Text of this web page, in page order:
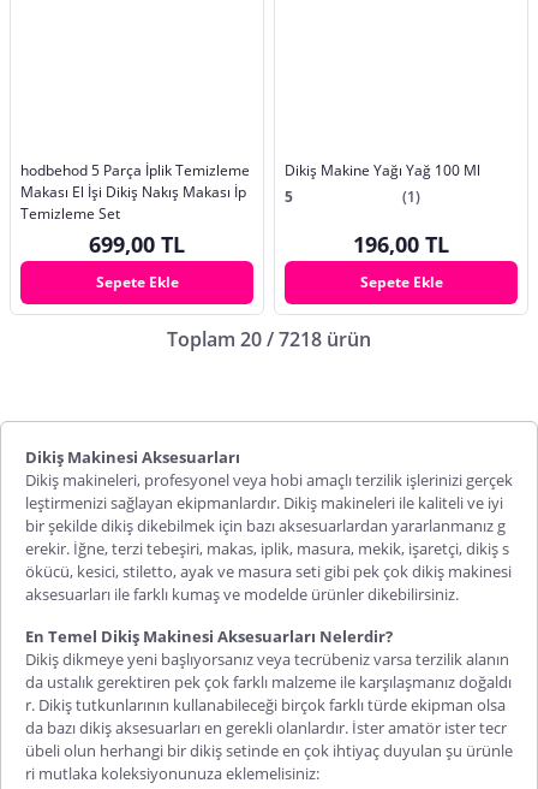
hodbehod 5 Parça İplik Temizleme
Makası El İşi Dikiş Nakış Makası İp
Temizleme Set
699,00 TL
Sepete Ekle
Dikiş Makine Yağı Yağ 100 Ml
5
(1)
196,00 TL
Sepete Ekle
Toplam 20 / 7218 ürün
Dikiş Makinesi Aksesuarları
Dikiş makineleri, profesyonel veya hobi amaçlı terzilik işlerinizi gerçek
leştirmenizi sağlayan ekipmanlardır. Dikiş makineleri ile kaliteli ve iyi
bir şekilde dikiş dikebilmek için bazı aksesuarlardan yararlanmanız g
erekir. İğne, terzi tebeşiri, makas, iplik, masura, mekik, işaretçi, dikiş s
ökücü, kesici, stiletto, ayak ve masura seti gibi pek çok dikiş makinesi
aksesuarları ile farklı kumaş ve modelde ürünler dikebilirsiniz.
En Temel Dikiş Makinesi Aksesuarları Nelerdir?
Dikiş dikmeye yeni başlıyorsanız veya tecrübeniz varsa terzilik alanın
da ustalık gerektiren pek çok farklı malzeme ile karşılaşmanız doğaldı
r. Dikiş tutkunlarının kullanabileceği birçok farklı türde ekipman olsa
da bazı dikiş aksesuarları en gerekli olanlardır. İster amatör ister tecr
übeli olun herhangi bir dikiş setinde en çok ihtiyaç duyulan şu ürünle
ri mutlaka koleksiyonunuza eklemelisiniz: